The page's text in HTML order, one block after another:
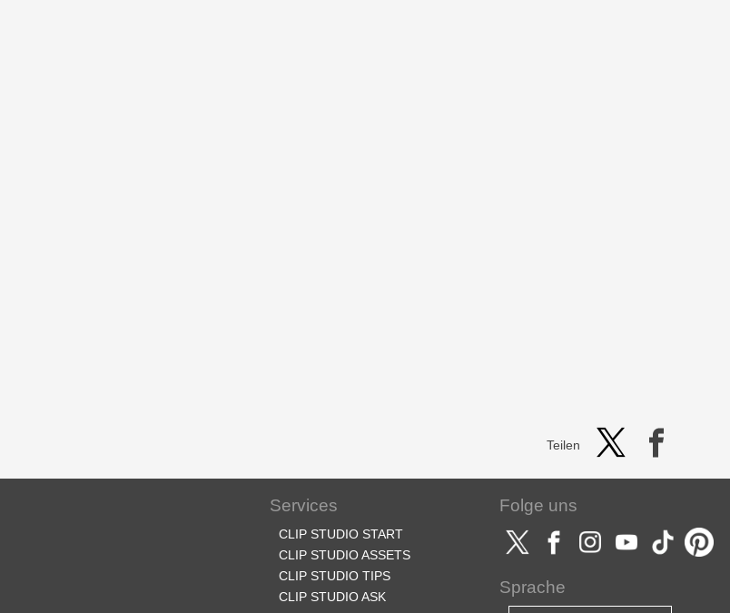
Teilen
Services
CLIP STUDIO START
CLIP STUDIO ASSETS
CLIP STUDIO TIPS
CLIP STUDIO ASK
Folge uns
Sprache